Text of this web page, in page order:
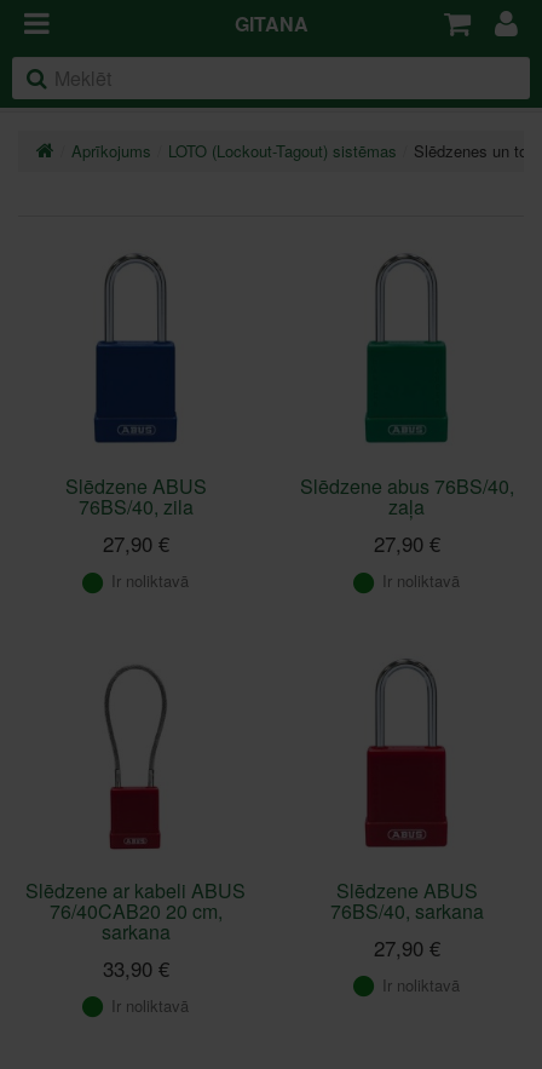
GITANA
Aprīkojums LOTO (Lockout-Tagout) sistēmas Slēdzenes un to
Slēdzene ABUS
76BS/40, zila
27,90 €
Ir noliktavā
Slēdzene abus 76BS/40,
zaļa
27,90 €
Ir noliktavā
Slēdzene ar kabeli ABUS
76/40CAB20 20 cm,
sarkana
33,90 €
Ir noliktavā
Slēdzene ABUS
76BS/40, sarkana
27,90 €
Ir noliktavā